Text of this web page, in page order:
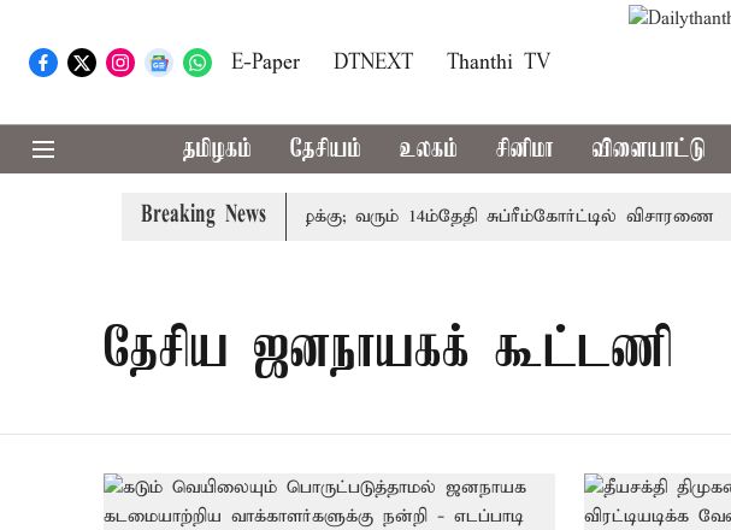
E-Paper DTNEXT Thanthi TV
தமிழகம் தேசியம் உலகம் சினிமா விளையாட்டு
Breaking News
அரசுப்பணி வழக்கு; வரும் 14ம்தேதி சுப்ரீம்கோர்ட்டில் விசாரணை
தேசிய ஜனநாயகக் கூட்டணி